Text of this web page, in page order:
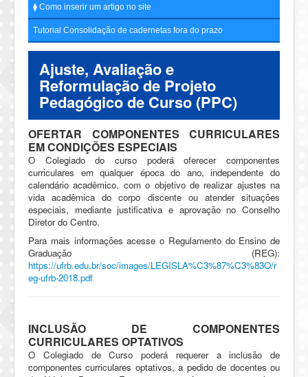
⧫ Como inserir um artigo no site
Tutorial Consolidação de cadernetas fora do prazo
Ajuste, Avaliação e
Reformulação de Projeto
Pedagógico de Curso (PPC)
OFERTAR COMPONENTES CURRICULARES
EM CONDIÇÕES ESPECIAIS
O Colegiado do curso poderá oferecer componentes
curriculares em qualquer época do ano, independente do
calendário acadêmico, com o objetivo de realizar ajustes na
vida acadêmica do corpo discente ou atender situações
especiais, mediante justificativa e aprovação no Conselho
Diretor do Centro.
Para mais informações acesse o Regulamento do Ensino de
Graduação (REG):
https://ufrb.edu.br/soc/images/LEGISLA%C3%87%C3%83O/r
eg-ufrb-2018.pdf
INCLUSÃO DE COMPONENTES
CURRICULARES OPTATIVOS
O Colegiado de Curso poderá requerer a inclusão de
componentes curriculares optativos, a pedido de docentes ou